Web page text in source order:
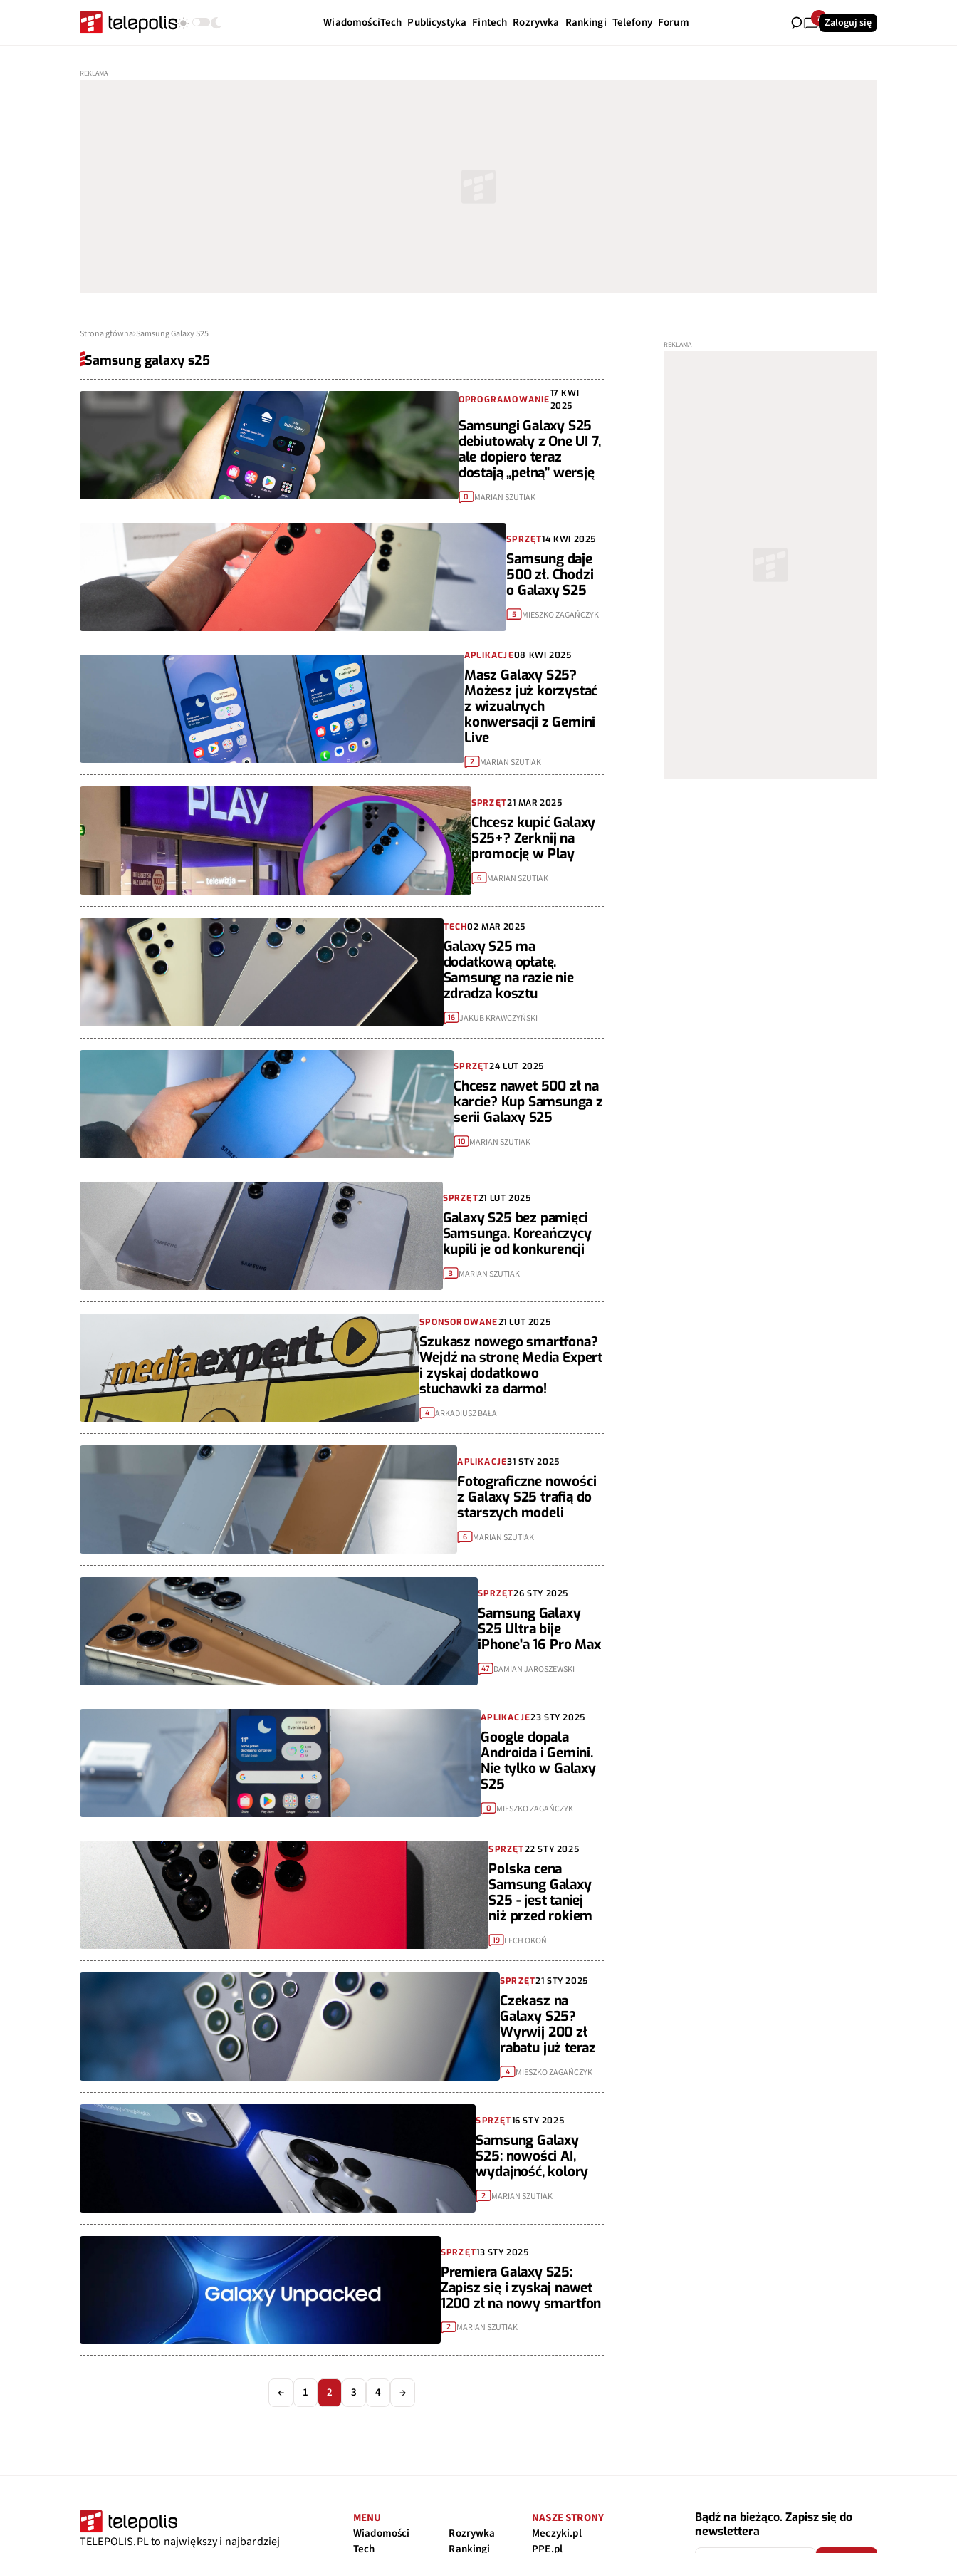
WiadomościTech Publicystyka Fintech Rozrywka Rankingi Telefony Forum 7 Zaloguj się
Strona główna Samsung Galaxy S25
Samsung galaxy s25
OPROGRAMOWANIE
17 KWI
2025
Samsungi Galaxy S25
debiutowały z One UI 7,
ale dopiero teraz
dostają „pełną” wersję
0 MARIAN SZUTIAK
SPRZĘT14 KWI 2025
Samsung daje
500 zł. Chodzi
o Galaxy S25
5 MIESZKO ZAGAŃCZYK
APLIKACJE08 KWI 2025
Masz Galaxy S25?
Możesz już korzystać
z wizualnych
konwersacji z Gemini
Live
2 MARIAN SZUTIAK
SPRZĘT21 MAR 2025
Chcesz kupić Galaxy
S25+? Zerknij na
promocję w Play
6 MARIAN SZUTIAK
TECH02 MAR 2025
Galaxy S25 ma
dodatkową opłatę.
Samsung na razie nie
zdradza kosztu
16 JAKUB KRAWCZYŃSKI
SPRZĘT24 LUT 2025
Chcesz nawet 500 zł na
karcie? Kup Samsunga z
serii Galaxy S25
10 MARIAN SZUTIAK
SPRZĘT21 LUT 2025
Galaxy S25 bez pamięci
Samsunga. Koreańczycy
kupili je od konkurencji
3 MARIAN SZUTIAK
SPONSOROWANE21 LUT 2025
Szukasz nowego smartfona?
Wejdź na stronę Media Expert
i zyskaj dodatkowo
słuchawki za darmo!
4 ARKADIUSZ BAŁA
APLIKACJE31 STY 2025
Fotograficzne nowości
z Galaxy S25 trafią do
starszych modeli
6 MARIAN SZUTIAK
SPRZĘT26 STY 2025
Samsung Galaxy
S25 Ultra bije
iPhone'a 16 Pro Max
47 DAMIAN JAROSZEWSKI
APLIKACJE23 STY 2025
Google dopala
Androida i Gemini.
Nie tylko w Galaxy
S25
0 MIESZKO ZAGAŃCZYK
SPRZĘT22 STY 2025
Polska cena
Samsung Galaxy
S25 - jest taniej
niż przed rokiem
19 LECH OKOŃ
SPRZĘT21 STY 2025
Czekasz na
Galaxy S25?
Wyrwij 200 zł
rabatu już teraz
4 MIESZKO ZAGAŃCZYK
SPRZĘT16 STY 2025
Samsung Galaxy
S25: nowości AI,
wydajność, kolory
2 MARIAN SZUTIAK
SPRZĘT13 STY 2025
Premiera Galaxy S25:
Zapisz się i zyskaj nawet
1200 zł na nowy smartfon
2 MARIAN SZUTIAK
← 1 2 3 4 →
TELEPOLIS.PL to największy i najbardziej
MENU
Wiadomości
Tech
Rozrywka
Rankingi
NASZE STRONY
Meczyki.pl
PPE.pl
Bądź na bieżąco. Zapisz się do
newslettera